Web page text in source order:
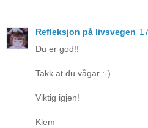
Refleksjon på livsvegen
Du er god!!
Takk at du vågar :-)
Viktig igjen!
Klem